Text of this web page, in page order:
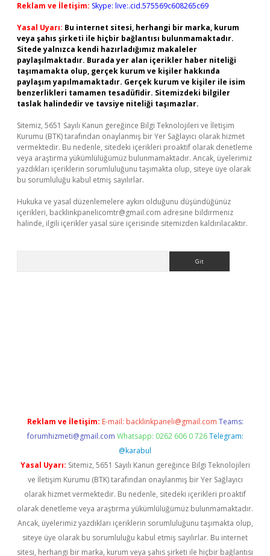
Reklam ve İletişim: Skype: live:.cid.575569c608265c69
Yasal Uyarı: Bu internet sitesi, herhangi bir marka, kurum
veya şahıs şirketi ile hiçbir bağlantısı bulunmamaktadır.
Sitede yalnızca kendi hazırladığımız makaleler
paylaşılmaktadır. Burada yer alan içerikler haber niteliği
taşımamakta olup, gerçek kurum ve kişiler hakkında
paylaşım yapılmamaktadır. Gerçek kurum ve kişiler ile isim
benzerlikleri tamamen tesadüfidir. Sitemizdeki bilgiler
taslak halindedir ve tavsiye niteliği taşımazlar.
Sitemiz, 5651 Sayılı Kanun gereğince Bilgi Teknolojileri ve İletişim
Kurumu (BTK) tarafından onaylanmış bir Yer Sağlayıcı olarak hizmet
vermektedir. Bu nedenle, sitedeki içerikleri proaktif olarak denetleme
veya araştırma yükümlülüğümüz bulunmamaktadır. Ancak, üyelerimiz
yazdıkları içeriklerin sorumluluğunu taşımakta olup, siteye üye olarak
bu sorumluluğu kabul etmiş sayılırlar.
Hukuka ve yasal düzenlemelere aykırı olduğunu düşündüğünüz
içerikleri, backlinkpanelicomtr@gmail.com adresine bildirmeniz
halinde, ilgili içerikler yasal süre içerisinde sitemizden kaldırılacaktır.
Reklam ve İletişim: E-mail: backlinkpaneli@gmail.com Teams:
forumhizmeti@gmail.com Whatsapp: 0262 606 0 726 Telegram:
@karabul
Yasal Uyarı: Sitemiz, 5651 Sayılı Kanun gereğince Bilgi Teknolojileri
ve İletişim Kurumu (BTK) tarafından onaylanmış bir Yer Sağlayıcı
olarak hizmet vermektedir. Bu nedenle, sitedeki içerikleri proaktif
olarak denetleme veya araştırma yükümlülüğümüz bulunmamaktadır.
Ancak, üyelerimiz yazdıkları içeriklerin sorumluluğunu taşımakta olup,
siteye üye olarak bu sorumluluğu kabul etmiş sayılırlar. Bu internet
sitesi, herhangi bir marka, kurum veya şahıs şirketi ile hiçbir bağlantısı